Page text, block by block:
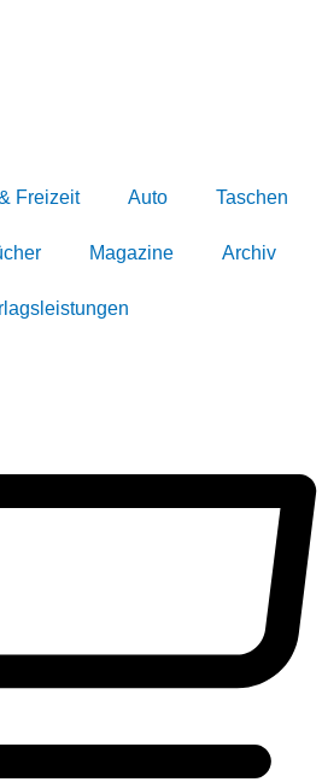
Freizeit Auto Taschen
Magazine Archiv